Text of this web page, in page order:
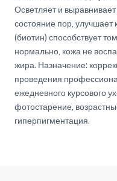
Осветляет и
состояние пор,
(биотин) способствует
нормально, кожа не
жира. Назначение:
проведения
ежедневного курсового
фотостарение,
гиперпигментация.